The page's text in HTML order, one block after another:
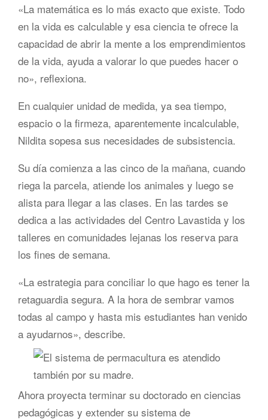
«La matemática es lo más exacto que existe. Todo
en la vida es calculable y esa ciencia te ofrece la
capacidad de abrir la mente a los emprendimientos
de la vida, ayuda a valorar lo que puedes hacer o
no», reflexiona.
En cualquier unidad de medida, ya sea tiempo,
espacio o la firmeza, aparentemente incalculable,
Nildita sopesa sus necesidades de subsistencia.
Su día comienza a las cinco de la mañana, cuando
riega la parcela, atiende los animales y luego se
alista para llegar a las clases. En las tardes se
dedica a las actividades del Centro Lavastida y los
talleres en comunidades lejanas los reserva para
los fines de semana.
«La estrategia para conciliar lo que hago es tener la
retaguardia segura. A la hora de sembrar vamos
todas al campo y hasta mis estudiantes han venido
a ayudarnos», describe.
Ahora proyecta terminar su doctorado en ciencias
pedagógicas y extender su sistema de